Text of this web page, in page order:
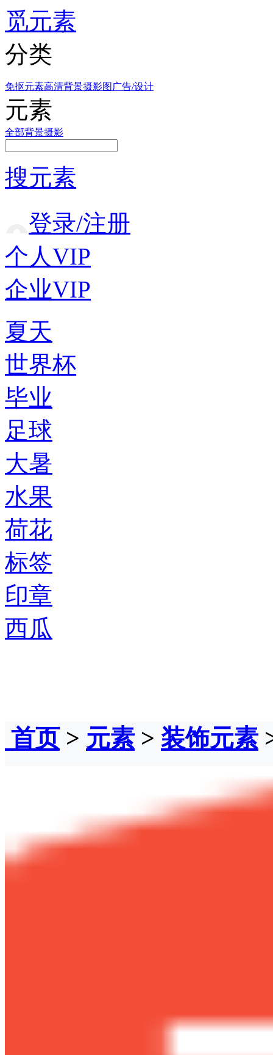
觅元素
分类
免抠元素高清背景摄影图 广告/设计
元素
全部背景摄影
搜元素
登录/注册
个人VIP
企业VIP
夏天
世界杯
毕业
足球
大暑
水果
荷花
标签
印章
西瓜
首页> 元素 > 装饰元素